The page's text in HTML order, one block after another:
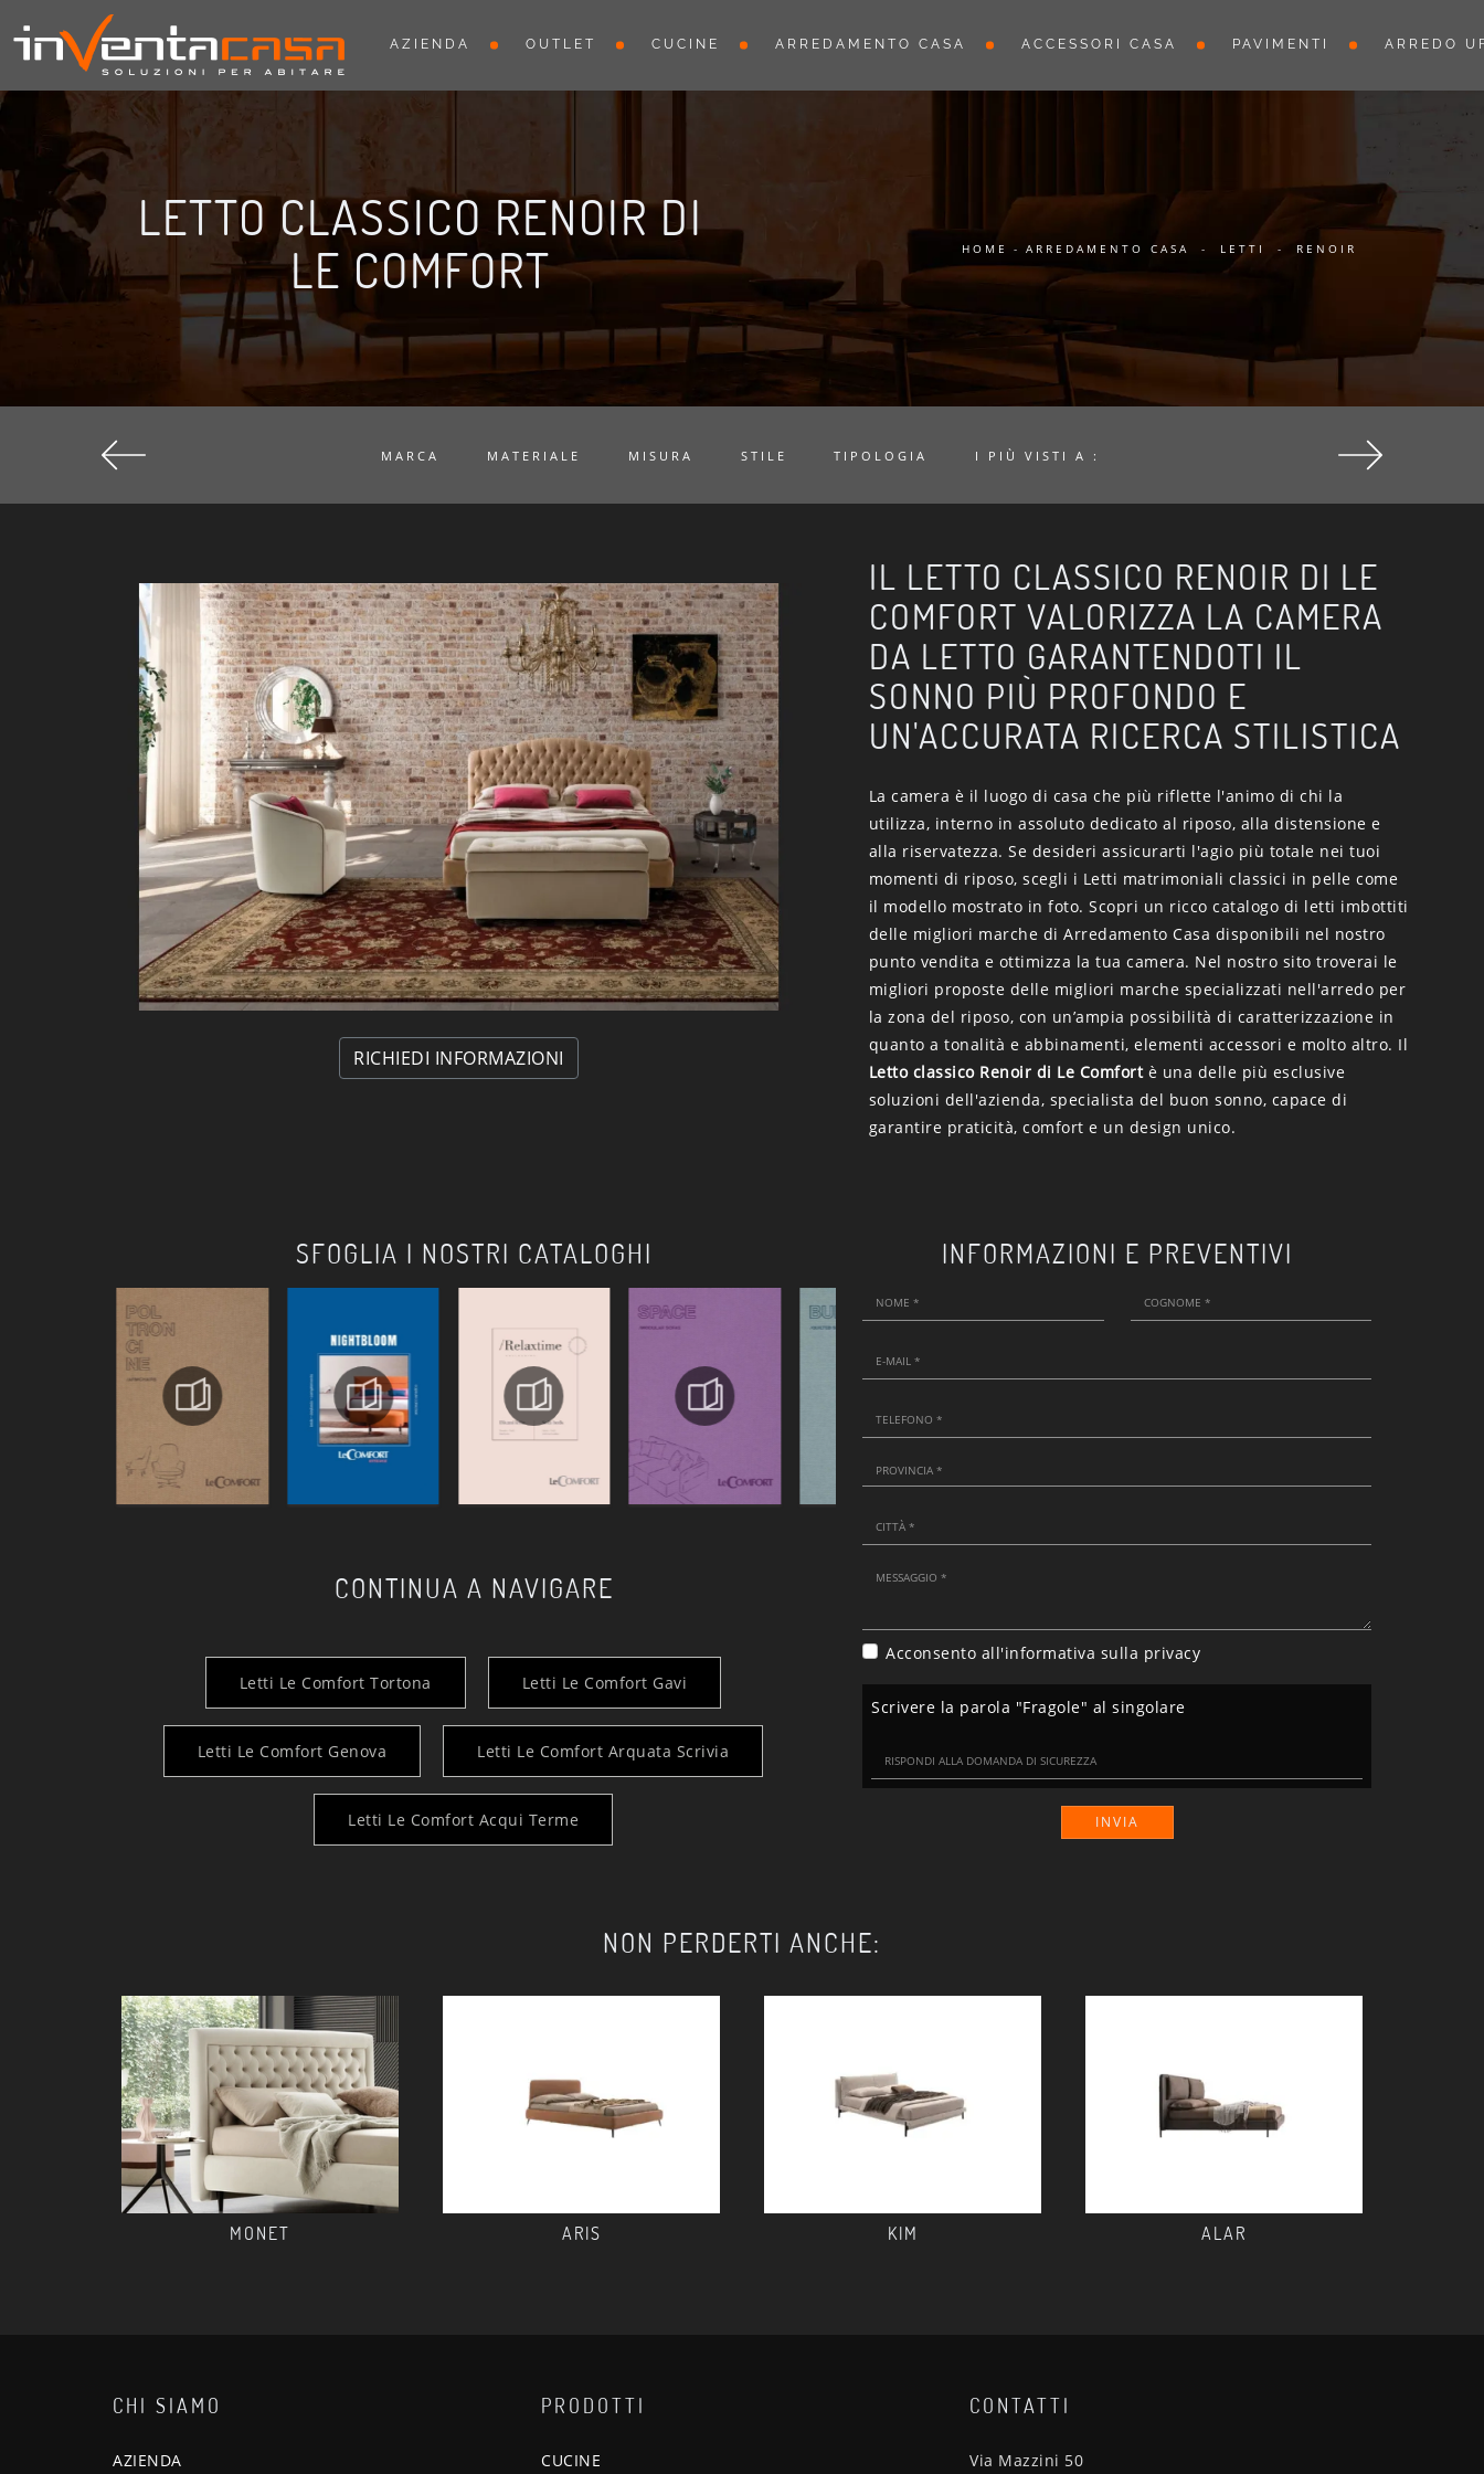
AZIENDA OUTLET CUCINE ARREDAMENTO CASA ACCESSORI CASA PAVIMENTI ARREDO
LETTO CLASSICO RENOIR DI
LE COMFORT
HOME - ARREDAMENTO CASA - LETTI - RENOIR
MARCA MATERIALE MISURA STILE TIPOLOGIA I PIÙ VISTI A :
RICHIEDI INFORMAZIONI
IL LETTO CLASSICO RENOIR DI LE
COMFORT VALORIZZA LA CAMERA
DA LETTO GARANTENDOTI IL
SONNO PIÙ PROFONDO E
UN'ACCURATA RICERCA STILISTICA
La camera è il luogo di casa che più riflette l'animo di chi la
utilizza, interno in assoluto dedicato al riposo, alla distensione e
alla riservatezza. Se desideri assicurarti l'agio più totale nei tuoi
momenti di riposo, scegli i Letti matrimoniali classici in pelle come
il modello mostrato in foto. Scopri un ricco catalogo di letti imbottiti
delle migliori marche di Arredamento Casa disponibili nel nostro
punto vendita e ottimizza la tua camera. Nel nostro sito troverai le
migliori proposte delle migliori marche specializzati nell'arredo per
la zona del riposo, con un’ampia possibilità di caratterizzazione in
quanto a tonalità e abbinamenti, elementi accessori e molto altro. Il
Letto classico Renoir di Le Comfortè una delle più esclusive
soluzioni dell'azienda, specialista del buon sonno, capace di
garantire praticità, comfort e un design unico.
SFOGLIA I NOSTRI CATALOGHI
CONTINUA A NAVIGARE
Letti Le Comfort Tortona Letti Le Comfort Gavi
Letti Le Comfort Genova Letti Le Comfort Arquata Scrivia
Letti Le Comfort Acqui Terme
INFORMAZIONI E PREVENTIVI
Acconsento all'informativa sulla privacy
Scrivere la parola "Fragole" al singolare
INVIA
NON PERDERTI ANCHE:
MONET ARIS KIM ALAR
CHI SIAMO
AZIENDA
PRODOTTI
CUCINE
CONTATTI
Via Mazzini 50